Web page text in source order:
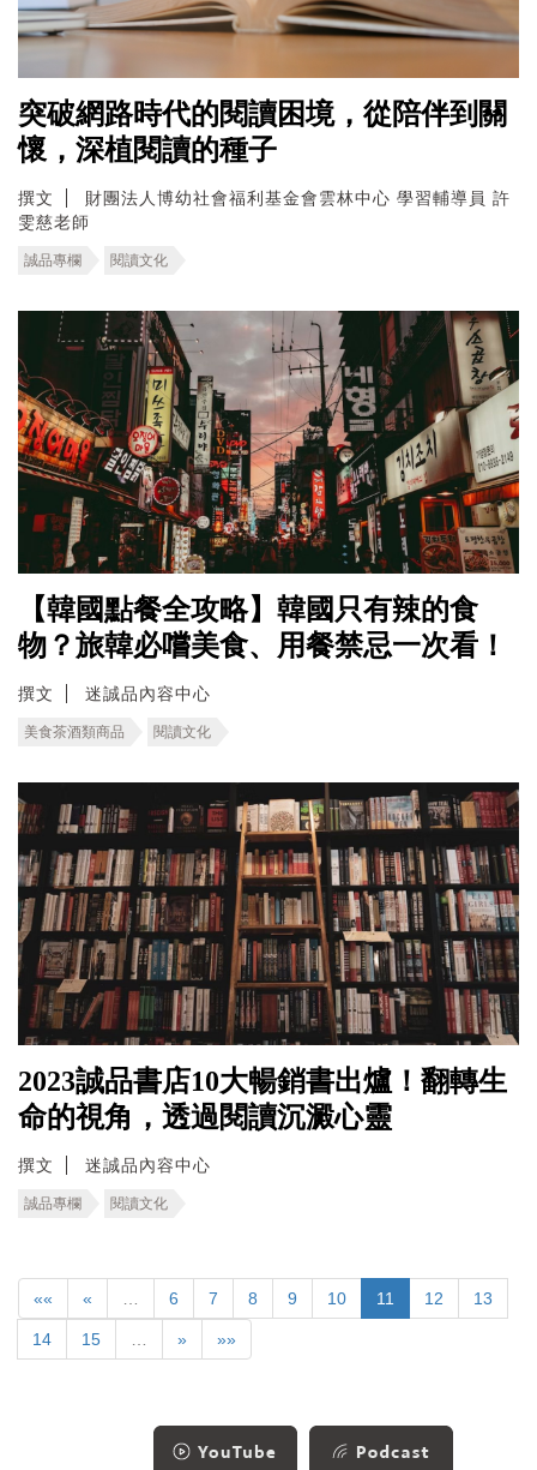
突破網路時代的閱讀困境，從陪伴到關
懷，深植閱讀的種子
撰文
財團法人博幼社會福利基金會雲林中心 學習輔導員 許
雯慈老師
誠品專欄 閱讀文化
【韓國點餐全攻略】韓國只有辣的食
物？旅韓必嚐美食、用餐禁忌一次看！
撰文 迷誠品內容中心
美食茶酒類商品 閱讀文化
2023誠品書店10大暢銷書出爐！翻轉生
命的視角，透過閱讀沉澱心靈
撰文 迷誠品內容中心
誠品專欄 閱讀文化
«« « 6 7 8 9 10 11 12 13
14 15 » »»